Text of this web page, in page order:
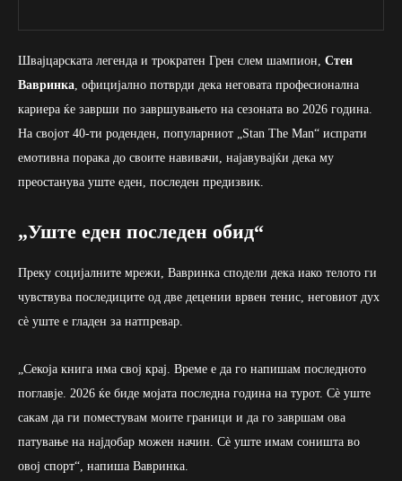
Швајцарската легенда и трократен Грен слем шампион, Стен
Вавринка , официјално потврди дека неговата професионална
кариера ќе заврши по завршувањето на сезоната во 2026 година.
На својот 40-ти роденден, популарниот „Stan The Man“ испрати
емотивна порака до своите навивачи, најавувајќи дека му
преостанува уште еден, последен предизвик.
„Уште еден последен обид“
Преку социјалните мрежи, Вавринка сподели дека иако телото ги
чувствува последиците од две децении врвен тенис, неговиот дух
сè уште е гладен за натпревар.
„Секоја книга има свој крај. Време е да го напишам последното
поглавје. 2026 ќе биде мојата последна година на турот. Сè уште
сакам да ги поместувам моите граници и да го завршам ова
патување на најдобар можен начин. Сè уште имам соништа во
овој спорт“, напиша Вавринка.